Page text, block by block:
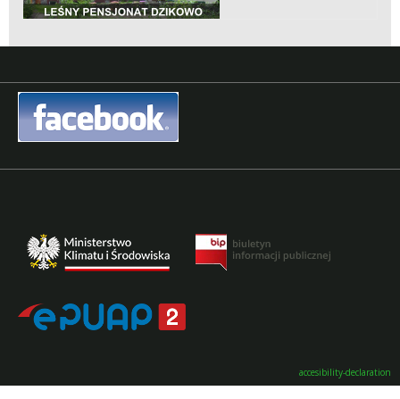
accesibility-declaration